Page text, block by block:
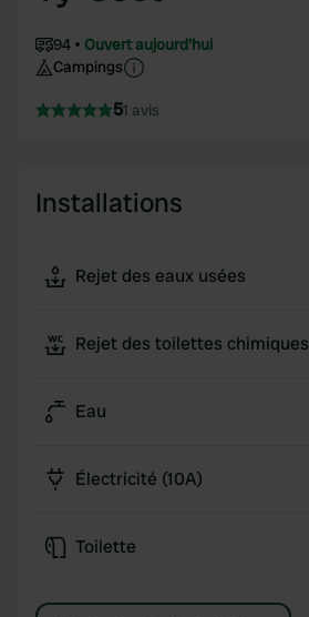
94
Ouvert aujourd'hui
Campings
51 avis
Installations
Rejet des eaux usées
Rejet des toilettes chimiques
Eau
Électricité (10A)
Toilette